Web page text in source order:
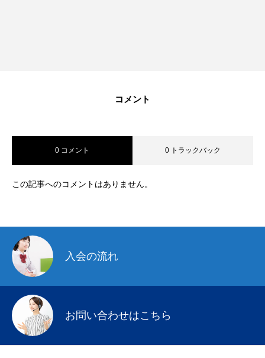
コメント
0 コメント 0 トラックバック
この記事へのコメントはありません。
入会の流れ
お問い合わせはこちら